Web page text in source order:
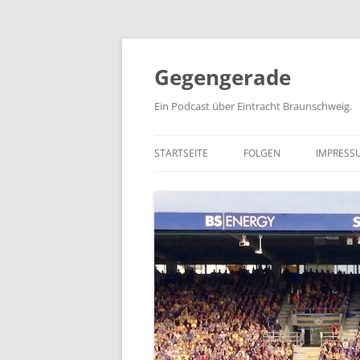
Zum
Gegengerade
Ein Podcast über Eintracht Braunschweig.
STARTSEITE FOLGEN